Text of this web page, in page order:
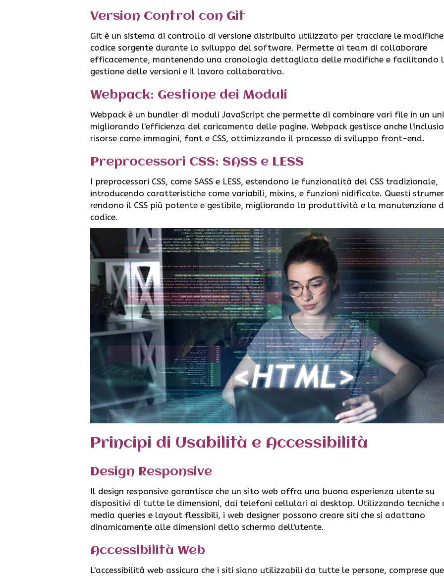
Version Control con Git
Git è un sistema di controllo di versione distribuito utilizzato per tracciare le
codice sorgente durante lo sviluppo del software. Permette ai team di collaborare
efficacemente, mantenendo una cronologia dettagliata delle modifiche e facilitando
gestione delle versioni e il lavoro collaborativo.
Webpack: Gestione dei Moduli
Webpack è un bundler di moduli JavaScript che permette di combinare vari file in un
migliorando l'efficienza del caricamento delle pagine. Webpack gestisce anche
risorse come immagini, font e CSS, ottimizzando il processo di sviluppo front-end.
Preprocessori CSS: SASS e LESS
I preprocessori CSS, come SASS e LESS, estendono le funzionalità del CSS tradizionale,
introducendo caratteristiche come variabili, mixins, e funzioni nidificate. Questi
rendono il CSS più potente e gestibile, migliorando la produttività e la manutenzione
codice.
Principi di Usabilità e Accessibilità
Design Responsive
Il design responsive garantisce che un sito web offra una buona esperienza utente su
dispositivi di tutte le dimensioni, dai telefoni cellulari ai desktop. Utilizzando tecniche
media queries e layout flessibili, i web designer possono creare siti che si adattano
dinamicamente alle dimensioni dello schermo dell'utente.
Accessibilità Web
L'accessibilità web assicura che i siti siano utilizzabili da tutte le persone, comprese